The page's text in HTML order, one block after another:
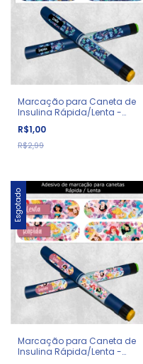
Marcação para Caneta de
Insulina Rápida/Lenta -
Diabetes - Stitch
R$1,00
R$2,99
Esgotado
Marcação para Caneta de
Insulina Rápida/Lenta -